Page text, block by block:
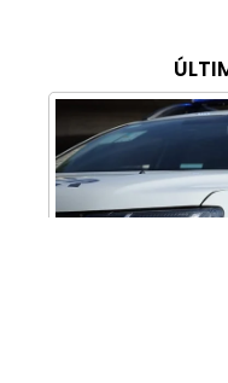
Anunciar ou